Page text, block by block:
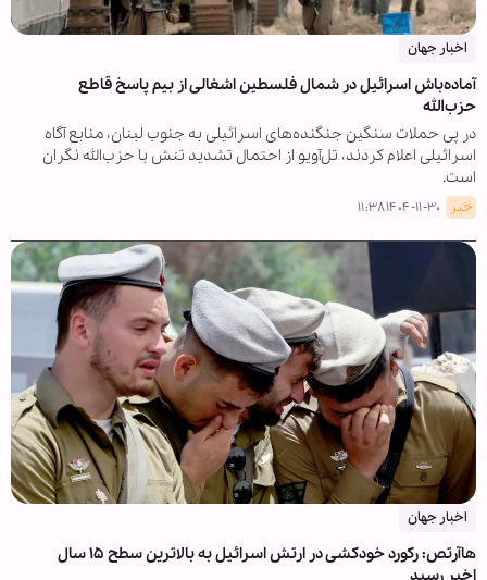
اخبار جهان
آماده‌باش اسرائیل در شمال فلسطین اشغالی از بیم پاسخ قاطع
حزب‌الله
در پی حملات سنگین جنگنده‌های اسرائیلی به جنوب لبنان، منابع آگاه
اسرائیلی اعلام کردند، تل‌آویو از احتمال تشدید تنش با حزب‌الله نگران
است.
خبر ۱۴۰۴-۱۱-۳۰ ۱۱:۳۸
اخبار جهان
هاآرتص: رکورد خودکشی در ارتش اسرائیل به بالاترین سطح ۱۵ سال
اخیر رسید